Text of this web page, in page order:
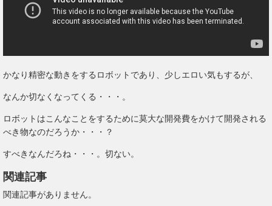
かなり精密な動きをするロボットであり、少しエロい気もするが、
なんか切なくなってくる・・・。
ロボットはこんなことをするために莫大な開発費をかけて開発される
べき物なのだろうか・・・？
すべきなんだろね・・・。切ない。
関連記事
関連記事がありません。